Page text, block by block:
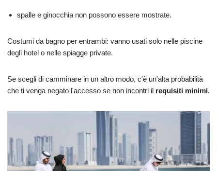
spalle e ginocchia non possono essere mostrate.
Costumi da bagno per entrambi: vanno usati solo nelle piscine
degli hotel o nelle spiagge private.
Se scegli di camminare in un altro modo, c'è un'alta probabilità
che ti venga negato l'accesso se non incontri il requisiti minimi.